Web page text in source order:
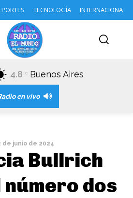
TECNOLOGÍA INTERNACIONAL
4.8 C Buenos Aires
en vivo
de junio de 2024
Bullrich
número dos